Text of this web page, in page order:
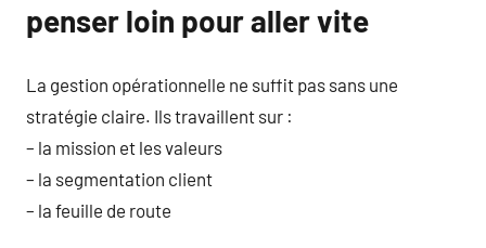
penser loin pour aller vite
La gestion opérationnelle ne suffit pas sans une
stratégie claire. Ils travaillent sur :
– la mission et les valeurs
– la segmentation client
– la feuille de route